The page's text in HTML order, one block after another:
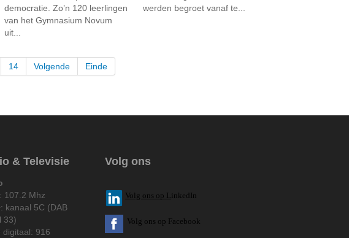
democratie. Zo’n 120 leerlingen
van het Gymnasium Novum
uit...
werden begroet vanaf te...
14 Volgende Einde
& Televisie
107.2 Mhz
kanaal 5C (DAB
33)
digitaal: 916
Volg ons
Volg ons op L inkedIn
Volg ons op Facebook